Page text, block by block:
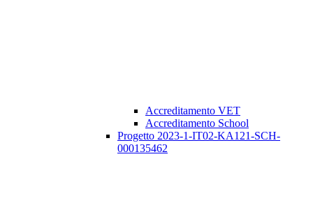
Accreditamento VET
Accreditamento School
Progetto 2023-1-IT02-KA121-SCH-
000135462